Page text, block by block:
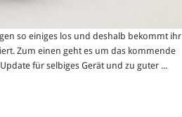
so einiges los und deshalb bekommt ihr
Zum einen geht es um das kommende
für selbiges Gerät und zu guter ...